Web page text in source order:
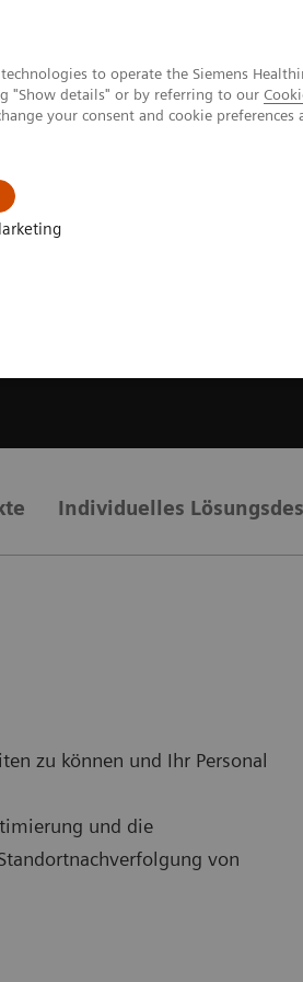
to operate the Siemens
"Show details" or by referring to our
your consent and cookie
Individuelles
zu können und Ihr Personal
und die
von